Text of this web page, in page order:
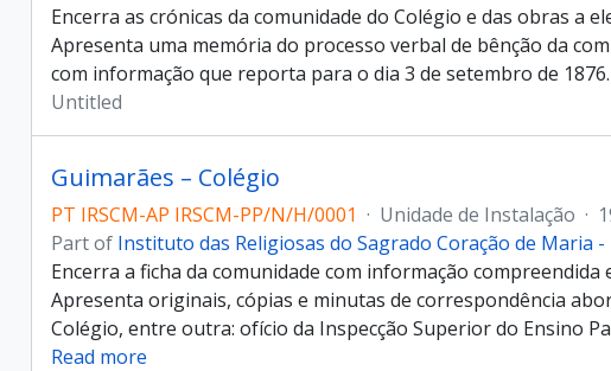
Encerra as crónicas da comunidade do Colégio e das obras a
Apresenta uma memória do processo verbal de bênção da
com informação que reporta para o dia 3 de setembro de 1876.
Untitled
Guimarães – Colégio
PT IRSCM-AP IRSCM-PP/N/H/0001 · Unidade de Instalação ·
Part of Instituto das Religiosas do Sagrado Coração de Maria
Encerra a ficha da comunidade com informação compreendida
Apresenta originais, cópias e minutas de correspondência
Colégio, entre outra: ofício da Inspecção Superior do Ensino
Read more